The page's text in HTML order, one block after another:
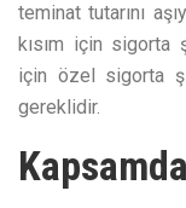
teminat tutarını
kısım için sigorta
için özel sigorta
gereklidir.